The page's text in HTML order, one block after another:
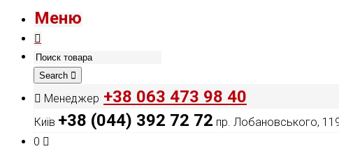
Меню
Search
Менеджер +38 063 473 98 40
Київ +38 (044) 392 72 72 пр. Лобановського,
0